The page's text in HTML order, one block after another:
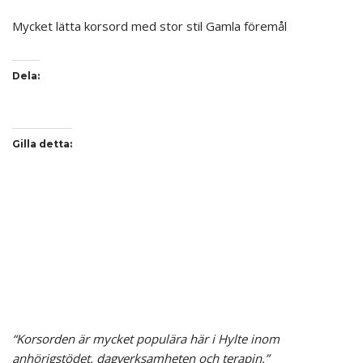
Mycket lätta korsord med stor stil Gamla föremål
Dela:
Gilla detta:
“Korsorden är mycket populära här i Hylte inom
anhörigstödet, dagverksamheten och terapin.”